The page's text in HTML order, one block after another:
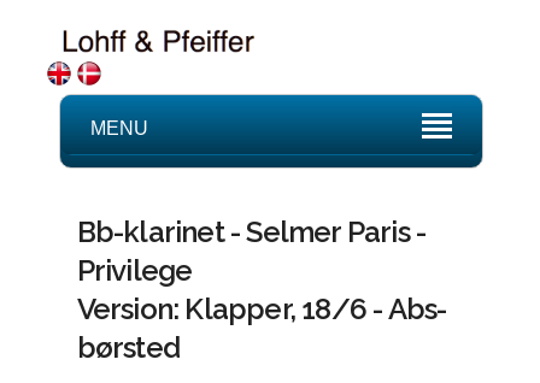
MENU
Bb-klarinet - Selmer Paris -
Privilege
Version: Klapper, 18/6 - Abs-
børsted